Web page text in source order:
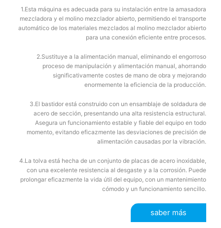
1.Esta máquina es adecuada para su instalación entre la amasadora
mezcladora y el molino mezclador abierto, permitiendo el transporte
automático de los materiales mezclados al molino mezclador abierto
para una conexión eficiente entre procesos.
2.Sustituye a la alimentación manual, eliminando el engorroso
proceso de manipulación y alimentación manual, ahorrando
significativamente costes de mano de obra y mejorando
enormemente la eficiencia de la producción.
3.El bastidor está construido con un ensamblaje de soldadura de
acero de sección, presentando una alta resistencia estructural.
Asegura un funcionamiento estable y fiable del equipo en todo
momento, evitando eficazmente las desviaciones de precisión de
alimentación causadas por la vibración.
4.La tolva está hecha de un conjunto de placas de acero inoxidable,
con una excelente resistencia al desgaste y a la corrosión. Puede
prolongar eficazmente la vida útil del equipo, con un mantenimiento
cómodo y un funcionamiento sencillo.
saber más